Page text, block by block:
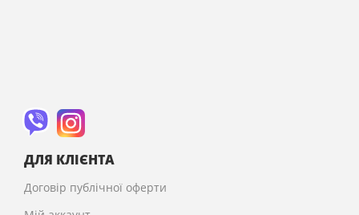
ДЛЯ КЛІЄНТА
Договір публічної оферти